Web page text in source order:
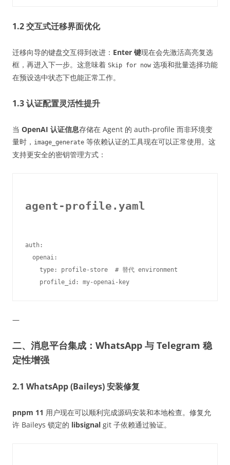
1.2 交互式迁移界面优化
迁移向导的键盘交互得到改进： Enter 键现在会先激活高亮复选
框，再进入下一步。这意味着 Skip for now 选项和批量选择功能
在预设选中状态下也能正常工作。
1.3 认证配置灵活性提升
当 OpenAI 认证信息存储在 Agent 的 auth-profile 而非环境变
量时， image_generate 等依赖认证的工具现在可以正常使用。这
支持更安全的密钥管理方式：
agent-profile.yaml
auth:
  openai:
    type: profile-store  # 替代 environment
—
二、消息平台集成：WhatsApp 与 Telegram 稳
定性增强
2.1 WhatsApp (Baileys) 安装修复
pnpm 11 用户现在可以顺利完成源码安装和本地检查。修复允
许 Baileys 锁定的 libsignal git 子依赖通过验证。